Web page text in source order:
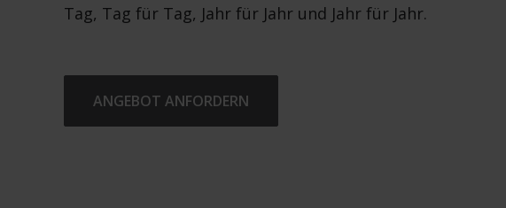
Tag, Tag für Tag, Jahr für Jahr und Jahr für Jahr.
ANGEBOT ANFORDERN